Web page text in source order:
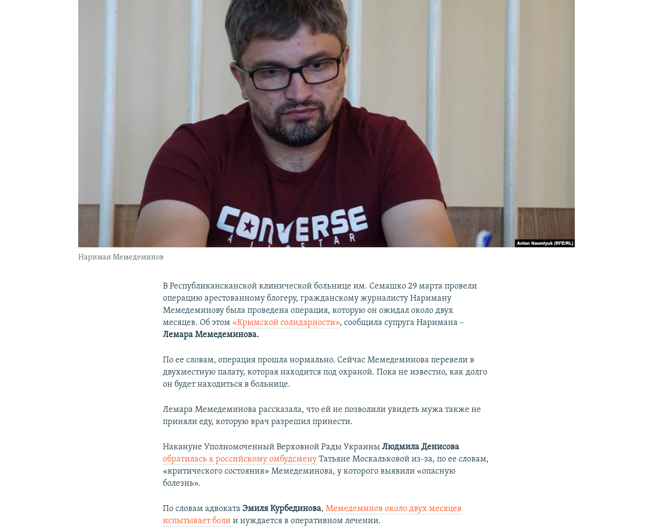
Нариман Мемедеминов
В Республикансканской клинической больнице им. Семашко 29 марта провели
операцию арестованному блогеру, гражданскому журналисту Нариману
Мемедеминову была проведена операция, которую он ожидал около двух
месяцев. Об этом «Крымской солидарности», сообщила супруга Наримана –
Лемара Мемедеминова.
По ее словам, операция прошла нормально. Сейчас Мемедеминова перевели в
двухместную палату, которая находится под охраной. Пока не известно, как долго
он будет находиться в больнице.
Лемара Мемедеминова рассказала, что ей не позволили увидеть мужа также не
приняли еду, которую врач разрешил принести.
Накануне Уполномоченный Верховной Рады УкраиныЛюдмила Денисова
обратилась к российскому омбудсмену Татьяне Москальковой из-за, по ее словам,
«критического состояния» Мемедеминова, у которого выявили «опасную
болезнь».
По словам адвоката Эмиля Курбединова,Мемедеминов около двух месяцев
испытывает болии нуждается в оперативном лечении.